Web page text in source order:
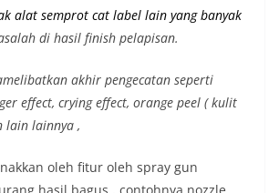
alat semprot cat label lain yang banyak
di hasil finish pelapisan.
akhir pengecatan seperti
effect, crying effect, orange peel ( kulit
lain lainnya ,
oleh fitur oleh spray gun